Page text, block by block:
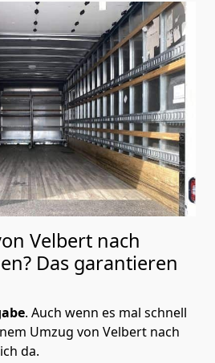
Velbert nach
Das garantieren
. Auch wenn es mal schnell
Umzug von Velbert nach
da.